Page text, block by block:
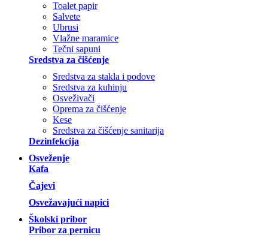
Toalet papir
Salvete
Ubrusi
Vlažne maramice
Tečni sapuni
Sredstva za čišćenje
Sredstva za stakla i podove
Sredstva za kuhinju
Osveživači
Oprema za čišćenje
Kese
Sredstva za čišćenje sanitarija
Dezinfekcija
Osveženje
Kafa
Čajevi
Osvežavajući napici
Školski pribor
Pribor za pernicu